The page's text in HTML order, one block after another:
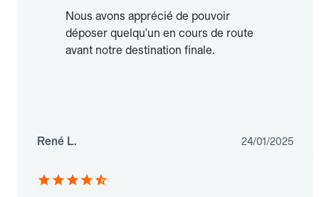
Nous avons apprécié de pouvoir
déposer quelqu'un en cours de route
avant notre destination finale.
René L. 24/01/2025